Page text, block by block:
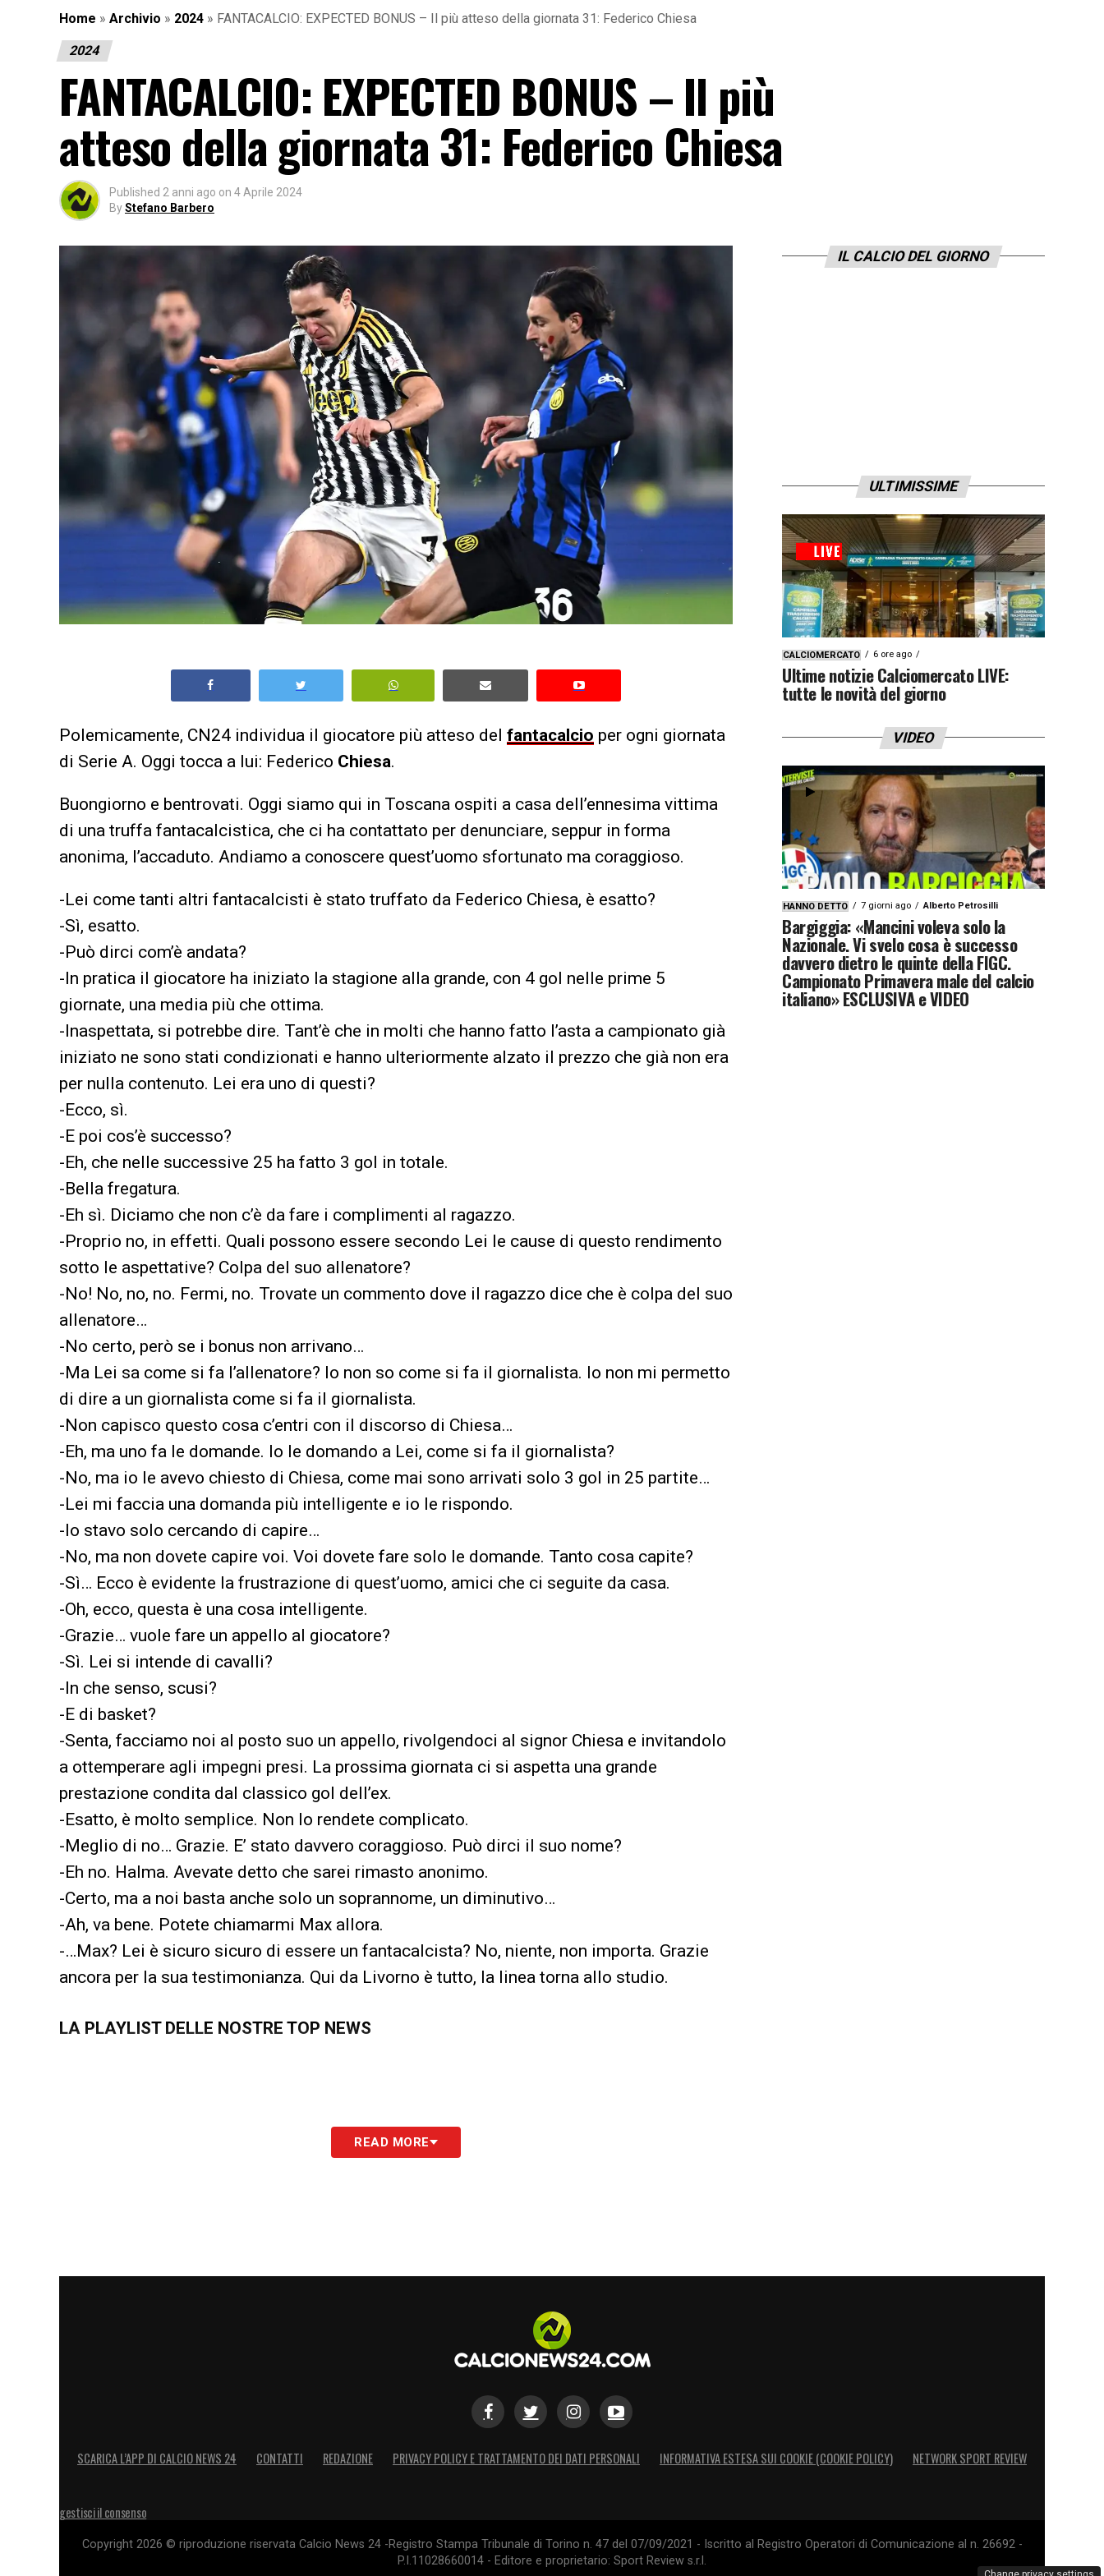
Home » Archivio » 2024 » FANTACALCIO: EXPECTED BONUS – Il più atteso della giornata 31: Federico Chiesa
2024
FANTACALCIO: EXPECTED BONUS – Il più
atteso della giornata 31: Federico Chiesa
Published 2 anni ago on 4 Aprile 2024
ByStefano Barbero
Polemicamente, CN24 individua il giocatore più atteso del fantacalcio per ogni giornata
di Serie A. Oggi tocca a lui: Federico Chiesa.
Buongiorno e bentrovati. Oggi siamo qui in Toscana ospiti a casa dell’ennesima vittima
di una truffa fantacalcistica, che ci ha contattato per denunciare, seppur in forma
anonima, l’accaduto. Andiamo a conoscere quest’uomo sfortunato ma coraggioso.
-Lei come tanti altri fantacalcisti è stato truffato da Federico Chiesa, è esatto?
-Sì, esatto.
-Può dirci com’è andata?
-In pratica il giocatore ha iniziato la stagione alla grande, con 4 gol nelle prime 5
giornate, una media più che ottima.
-Inaspettata, si potrebbe dire. Tant’è che in molti che hanno fatto l’asta a campionato già
iniziato ne sono stati condizionati e hanno ulteriormente alzato il prezzo che già non era
per nulla contenuto. Lei era uno di questi?
-Ecco, sì.
-E poi cos’è successo?
-Eh, che nelle successive 25 ha fatto 3 gol in totale.
-Bella fregatura.
-Eh sì. Diciamo che non c’è da fare i complimenti al ragazzo.
-Proprio no, in effetti. Quali possono essere secondo Lei le cause di questo rendimento
sotto le aspettative? Colpa del suo allenatore?
-No! No, no, no. Fermi, no. Trovate un commento dove il ragazzo dice che è colpa del suo
allenatore…
-No certo, però se i bonus non arrivano…
-Ma Lei sa come si fa l’allenatore? Io non so come si fa il giornalista. Io non mi permetto
di dire a un giornalista come si fa il giornalista.
-Non capisco questo cosa c’entri con il discorso di Chiesa…
-Eh, ma uno fa le domande. Io le domando a Lei, come si fa il giornalista?
-No, ma io le avevo chiesto di Chiesa, come mai sono arrivati solo 3 gol in 25 partite…
-Lei mi faccia una domanda più intelligente e io le rispondo.
-Io stavo solo cercando di capire…
-No, ma non dovete capire voi. Voi dovete fare solo le domande. Tanto cosa capite?
-Sì… Ecco è evidente la frustrazione di quest’uomo, amici che ci seguite da casa.
-Oh, ecco, questa è una cosa intelligente.
-Grazie… vuole fare un appello al giocatore?
-Sì. Lei si intende di cavalli?
-In che senso, scusi?
-E di basket?
-Senta, facciamo noi al posto suo un appello, rivolgendoci al signor Chiesa e invitandolo
a ottemperare agli impegni presi. La prossima giornata ci si aspetta una grande
prestazione condita dal classico gol dell’ex.
-Esatto, è molto semplice. Non lo rendete complicato.
-Meglio di no… Grazie. E’ stato davvero coraggioso. Può dirci il suo nome?
-Eh no. Halma. Avevate detto che sarei rimasto anonimo.
-Certo, ma a noi basta anche solo un soprannome, un diminutivo…
-Ah, va bene. Potete chiamarmi Max allora.
-…Max? Lei è sicuro sicuro di essere un fantacalcista? No, niente, non importa. Grazie
ancora per la sua testimonianza. Qui da Livorno è tutto, la linea torna allo studio.
LA PLAYLIST DELLE NOSTRE TOP NEWS
READ MORE
IL CALCIO DEL GIORNO
ULTIMISSIME
CALCIOMERCATO 6 ore ago
Ultime notizie Calciomercato LIVE:
tutte le novità del giorno
VIDEO
HANNO DETTO 7 giorni ago Alberto Petrosilli
Bargiggia: «Mancini voleva solo la
Nazionale. Vi svelo cosa è successo
davvero dietro le quinte della FIGC.
Campionato Primavera male del calcio
italiano» ESCLUSIVA e VIDEO
SCARICA L’APP DI CALCIO NEWS 24 CONTATTI REDAZIONE PRIVACY POLICY E TRATTAMENTO DEI DATI PERSONALI INFORMATIVA ESTESA SUI COOKIE (COOKIE POLICY) NETWORK SPORT REVIEW
gestisci il consenso
Copyright 2026 © riproduzione riservata Calcio News 24 -Registro Stampa Tribunale di Torino n. 47 del 07/09/2021 - Iscritto al Registro Operatori di Comunicazione al n. 26692 -
P.I.11028660014 - Editore e proprietario: Sport Review s.r.l.